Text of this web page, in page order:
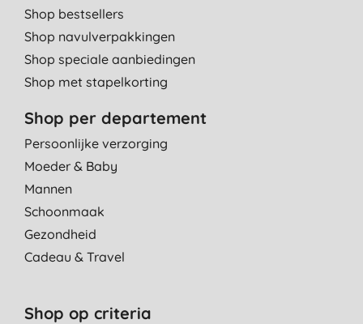
Shop bestsellers
Shop navulverpakkingen
Shop speciale aanbiedingen
Shop met stapelkorting
Shop per departement
Persoonlijke verzorging
Moeder & Baby
Mannen
Schoonmaak
Gezondheid
Cadeau & Travel
Shop op criteria